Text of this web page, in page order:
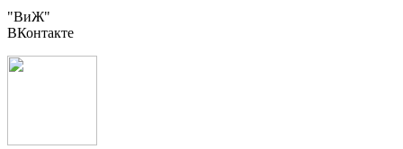
"ВиЖ"
ВКонтакте